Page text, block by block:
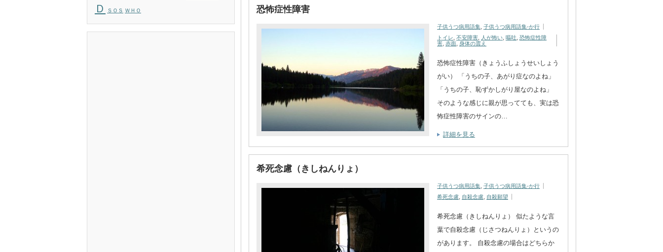
恐怖症性障害
子供うつ病用語集 子供うつ病用語集-か行
トイレ 不安障害 人が怖い 嘔吐 恐怖症性障
害 赤面 身体の震え
恐怖症性障害（きょうふしょうせいしょう
がい） 「うちの子、あがり症なのよね」
「うちの子、恥ずかしがり屋なのよね」
そのような感じに親が思ってても、実は恐
怖症性障害のサインの…
詳細を見る
希死念慮（きしねんりょ）
子供うつ病用語集 子供うつ病用語集-か行
希死念慮 自殺念慮 自殺願望
希死念慮（きしねんりょ） 似たような言
葉で自殺念慮（じさつねんりょ）というの
があります。 自殺念慮の場合はどちらか
Ｄ
ＳＯＳ ＷＨＯ